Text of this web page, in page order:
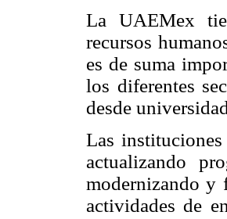
La UAEMex
recursos
es de suma
los diferentes
desde
Las
actualizando
modernizando y
actividades de